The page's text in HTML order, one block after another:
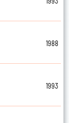
1988
1993